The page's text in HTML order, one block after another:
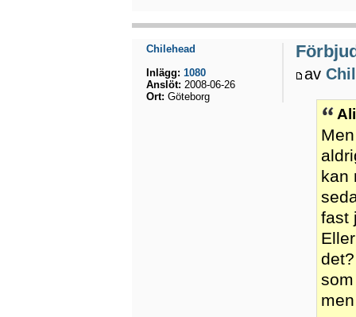
av
kan
fast
Chilehead
Inlägg: 1080
Anslöt: 2008-06-26
Ort: Göteborg